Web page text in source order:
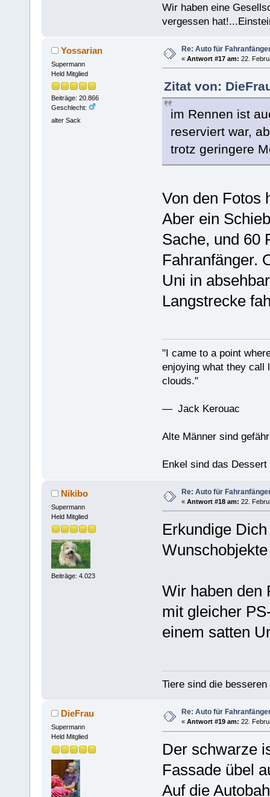
Wir haben eine
vergessen
Yossarian
Supermann
Held Mitglied
Beiträge: 20.866
Geschlecht:
alter Sack
Re: Auto für
« Antwort #17 am: 22.
Zitat von:
im Rennen ist
reserviert war,
trotz geringere
Von den Fotos
Aber ein
Sache, und 60
Fahranfänger.
Uni in
Langstrecke
"I came to a point
enjoying what they call
clouds."
— Jack Kerouac
Alte Männer sind
Enkel sind das Dessert
Nikibo
Supermann
Held Mitglied
Beiträge: 4.023
Re: Auto für
« Antwort #18 am: 22.
Erkundige
Wir haben den
mit gleicher
einem satten
Tiere sind die
DieFrau
Supermann
Held Mitglied
Re: Auto für
« Antwort #19 am: 22.
Der schwarze
Fassade übel
Auf die